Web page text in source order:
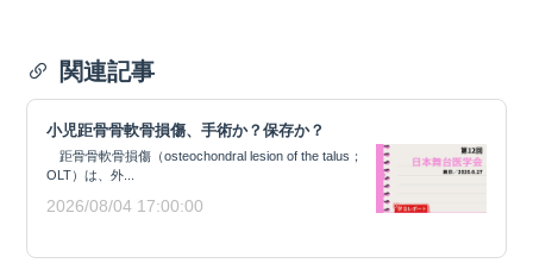
関連記事
小児距骨骨軟骨損傷、手術か？保存か？
距骨骨軟骨損傷（osteochondral lesion of the talus；
OLT）は、外...
2026/08/04 17:00:00